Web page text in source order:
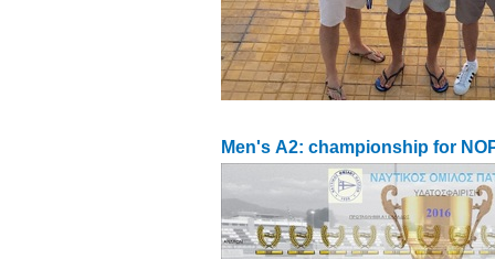
Men's Α2: championship for